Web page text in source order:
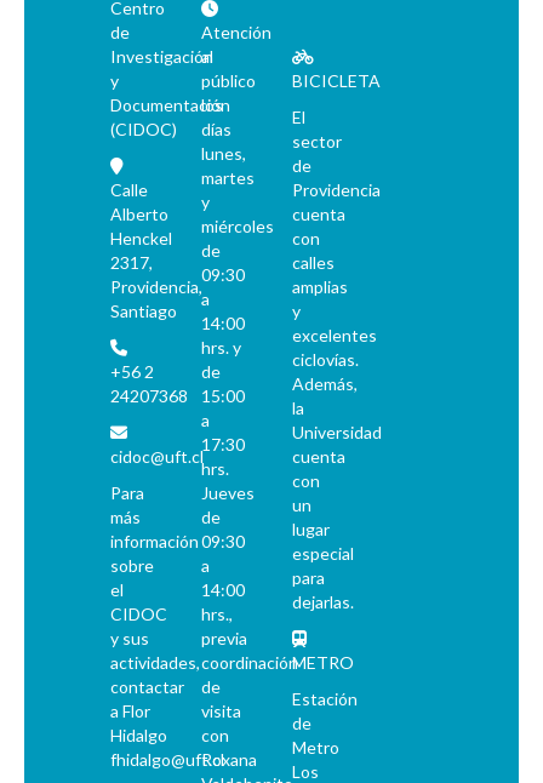
RKV - Roberto Tomás Kelly Vásquez
RVA - Rafael Valdivieso Ariztía
AMP - Alfonso Marquéz de la Plata Yrarrázaval
FMA - Fernando Matthei Aubel
Centro
de
Investigación
y
Documentación
(CIDOC)
Calle
Alberto
Henckel
2317,
Providencia,
Santiago
+56 2
24207368
cidoc@uft.cl
Para
más
información
sobre
el
CIDOC
y sus
actividades,
contactar
a Flor
Hidalgo
fhidalgo@uft.cl
Atención
al
público
los
días
lunes,
martes
y
miércoles
de
09:30
a
14:00
hrs. y
de
15:00
a
17:30
hrs.
Jueves
de
09:30
a
14:00
hrs.,
previa
coordinación
de
visita
con
Roxana
BICICLETA
El
sector
de
Providencia
cuenta
con
calles
amplias
y
excelentes
ciclovías.
Además,
la
Universidad
cuenta
con
un
lugar
especial
para
dejarlas.
METRO
Estación
de
Metro
Los